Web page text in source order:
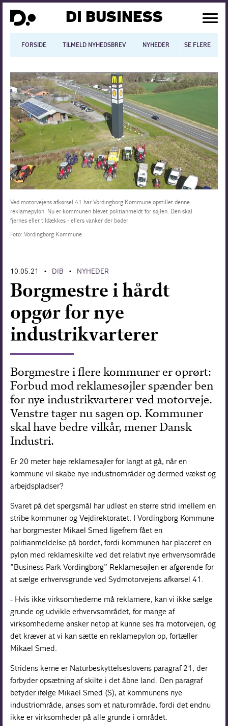
DI BUSINESS
FORSIDE TILMELD NYHEDSBREV NYHEDER BLOGS
SE FLERE
Dansk økonomi
Digitalisering
International økonomi
Arbejdsmiljø
Arbejdsmarkedet
Uddannelse
Europapolitik
Ved motorvejens afkørsel 41 har Vordingborg Kommune opstillet denne
reklamepylon. Nu er kommunen blevet politianmeldt for søjlen. Den skal
fjernes eller tildækkes - ellers vanker der bøder.
Foto: Vordingborg Kommune
10.05.21 • DIB • NYHEDER
Borgmestre i hårdt
opgør for nye
industrikvarterer
Borgmestre i flere kommuner er oprørt:
Forbud mod reklamesøjler spænder ben
for nye industrikvarterer ved motorveje.
Venstre tager nu sagen op. Kommuner
skal have bedre vilkår, mener Dansk
Industri.
Er 20 meter høje reklamesøjler for langt at gå, når en
kommune vil skabe nye industriområder og dermed vækst og
arbejdspladser?
Svaret på det spørgsmål har udløst en større strid imellem en
stribe kommuner og Vejdirektoratet. I Vordingborg Kommune
har borgmester Mikael Smed ligefrem fået en
politianmeldelse på bordet, fordi kommunen har placeret en
pylon med reklameskilte ved det relativt nye erhvervsområde
”Business Park Vordingborg” Reklamesøjlen er afgørende for
at sælge erhvervsgrunde ved Sydmotorvejens afkørsel 41.
- Hvis ikke virksomhederne må reklamere, kan vi ikke sælge
grunde og udvikle erhvervsområdet, for mange af
virksomhederne ønsker netop at kunne ses fra motorvejen, og
det kræver at vi kan sætte en reklamepylon op, fortæller
Mikael Smed.
Stridens kerne er Naturbeskyttelseslovens paragraf 21, der
forbyder opsætning af skilte i det åbne land. Den paragraf
betyder ifølge Mikael Smed (S), at kommunens nye
industriområde, anses som et naturområde, fordi det endnu
ikke er virksomheder på alle grunde i området.